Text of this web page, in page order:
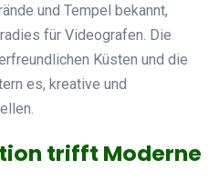
und Tempel bekannt,
für Videografen. Die
Küsten und die
es, kreative und
trifft Moderne